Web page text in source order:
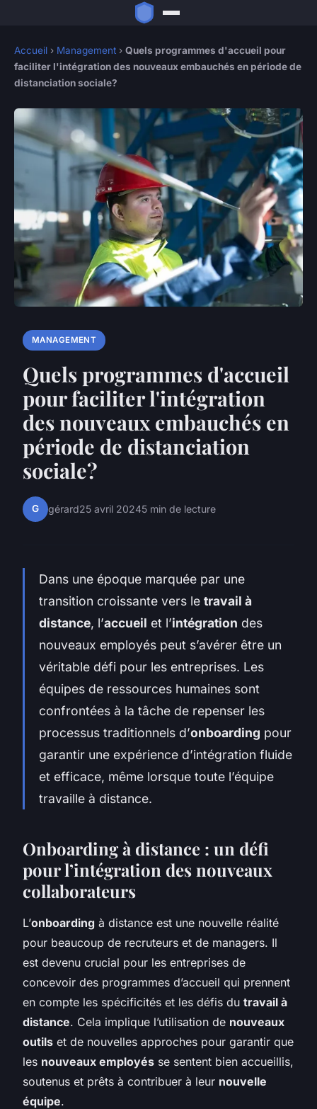
Accueil › Management › Quels programmes d'accueil pour
faciliter l'intégration des nouveaux embauchés en période de
distanciation sociale?
MANAGEMENT
Quels programmes d'accueil
pour faciliter l'intégration
des nouveaux embauchés en
période de distanciation
sociale?
G gérard25 avril 20245 min de lecture
Dans une époque marquée par une
transition croissante vers le travail à
distance, l’accueil et l’intégration des
nouveaux employés peut s’avérer être un
véritable défi pour les entreprises. Les
équipes de ressources humaines sont
confrontées à la tâche de repenser les
processus traditionnels d’onboarding pour
garantir une expérience d’intégration fluide
et efficace, même lorsque toute l’équipe
travaille à distance.
Onboarding à distance : un défi
pour l’intégration des nouveaux
collaborateurs
L’onboarding à distance est une nouvelle réalité
pour beaucoup de recruteurs et de managers. Il
est devenu crucial pour les entreprises de
concevoir des programmes d’accueil qui prennent
en compte les spécificités et les défis du travail à
distance. Cela implique l’utilisation de nouveaux
outils et de nouvelles approches pour garantir que
les nouveaux employés se sentent bien accueillis,
soutenus et prêts à contribuer à leur nouvelle
équipe.